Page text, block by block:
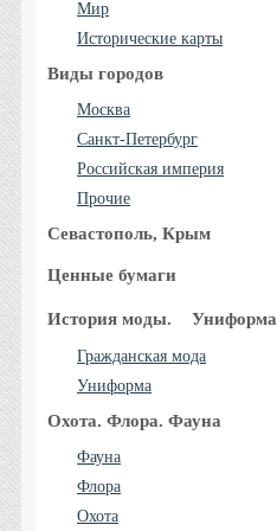
Мир
Исторические карты
Виды городов
Москва
Санкт-Петербург
Российская империя
Прочие
Севастополь, Крым
Ценные бумаги
История моды. Униформа
Гражданская мода
Униформа
Охота. Флора. Фауна
Фауна
Флора
Охота